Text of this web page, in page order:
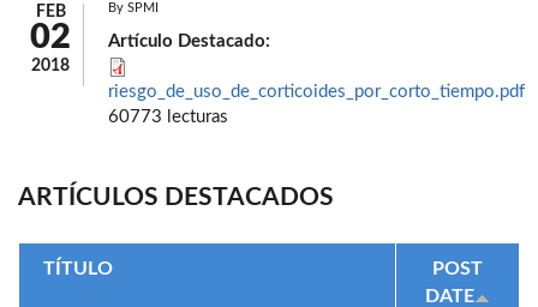
FEB
02
2018
By SPMI
Artículo Destacado:
riesgo_de_uso_de_corticoides_por_corto_tiempo.pdf
60773 lecturas
ARTÍCULOS DESTACADOS
TÍTULO
POST
DATE